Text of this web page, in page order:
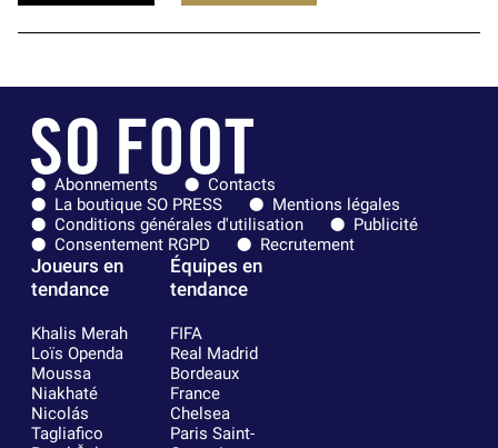
Abonnements
Contacts
La boutique SO PRESS
Mentions légales
Conditions générales d'utilisation
Publicité
Consentement RGPD
Recrutement
Joueurs en
tendance
Khalis Merah
Loïs Openda
Moussa
Niakhaté
Nicolás
Tagliafico
Équipes en
tendance
FIFA
Real Madrid
Bordeaux
France
Chelsea
Paris Saint-